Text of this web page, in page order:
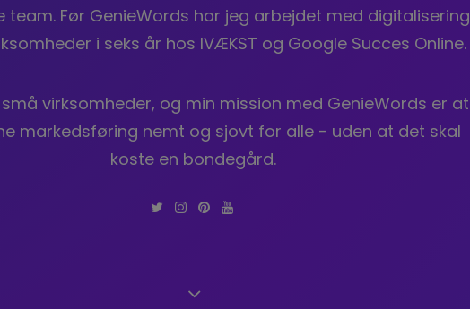
team. Før GenieWords har jeg arbejdet med digitalisering
i seks år hos IVÆKST og Google Succes Online.
virksomheder, og min mission med GenieWords er at
markedsføring nemt og sjovt for alle - uden at det skal
koste en bondegård.